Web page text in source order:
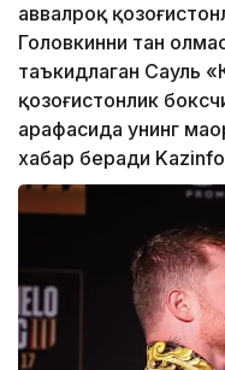
аввалроқ
Головкинни тан
таъкидлаган Сауль
қозоғистонлик
арафасида унинг
хабар беради